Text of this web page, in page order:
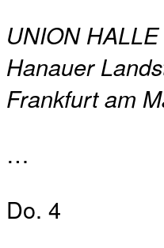
UNION
Hanauer
Frankfurt am
…
Do. 4